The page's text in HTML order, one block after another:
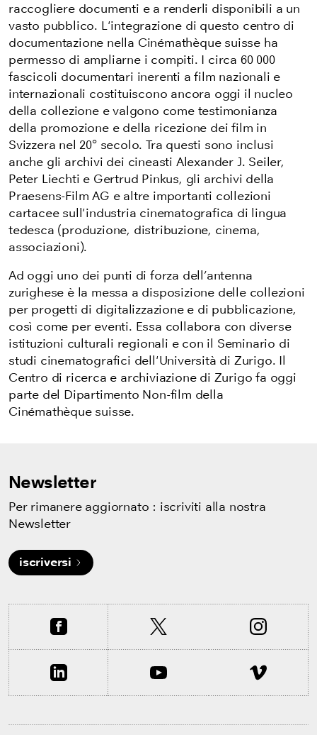
raccogliere documenti e a renderli disponibili a un
vasto pubblico. L'integrazione di questo centro di
documentazione nella Cinémathèque suisse ha
permesso di ampliarne i compiti. I circa 60 000
fascicoli documentari inerenti a film nazionali e
internazionali costituiscono ancora oggi il nucleo
della collezione e valgono come testimonianza
della promozione e della ricezione dei film in
Svizzera nel 20° secolo. Tra questi sono inclusi
anche gli archivi dei cineasti Alexander J. Seiler,
Peter Liechti e Gertrud Pinkus, gli archivi della
Praesens-Film AG e altre importanti collezioni
cartacee sull'industria cinematografica di lingua
tedesca (produzione, distribuzione, cinema,
associazioni).
Ad oggi uno dei punti di forza dell’antenna
zurighese è la messa a disposizione delle collezioni
per progetti di digitalizzazione e di pubblicazione,
così come per eventi. Essa collabora con diverse
istituzioni culturali regionali e con il Seminario di
studi cinematografici dell'Università di Zurigo. Il
Centro di ricerca e archiviazione di Zurigo fa oggi
parte del Dipartimento Non-film della
Cinémathèque suisse.
Newsletter
Per rimanere aggiornato : iscriviti alla nostra
Newsletter
iscriversi